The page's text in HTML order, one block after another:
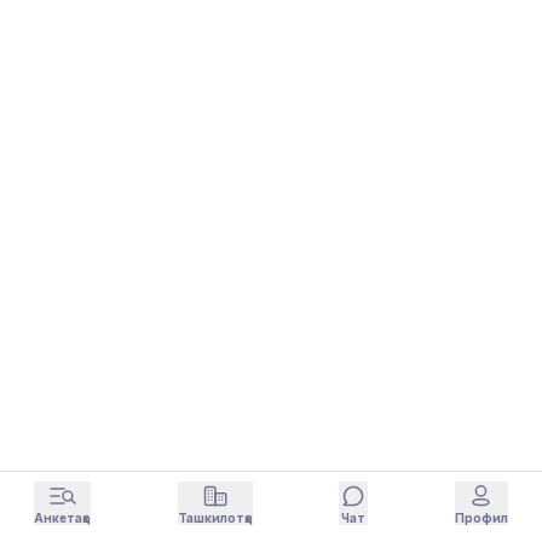
Анкетаҳо Ташкилотҳо Чат Профил